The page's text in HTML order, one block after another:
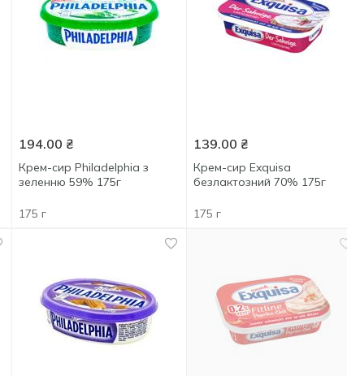
194.00 ₴
Крем-сир Philadelphia з
зеленню 59% 175г
175 г
139.00 ₴
Крем-сир Exquisa
безлактозний 70% 175г
175 г